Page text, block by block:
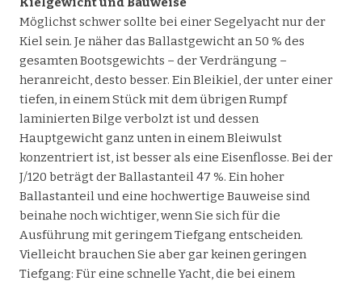
Möglichst schwer sollte bei einer Segelyacht nur der
Kiel sein. Je näher das Ballastgewicht an 50 % des
gesamten Bootsgewichts – der Verdrängung –
heranreicht, desto besser. Ein Bleikiel, der unter einer
tiefen, in einem Stück mit dem übrigen Rumpf
laminierten Bilge verbolzt ist und dessen
Hauptgewicht ganz unten in einem Bleiwulst
konzentriert ist, ist besser als eine Eisenflosse. Bei der
J/120 beträgt der Ballastanteil 47 %. Ein hoher
Ballastanteil und eine hochwertige Bauweise sind
beinahe noch wichtiger, wenn Sie sich für die
Ausführung mit geringem Tiefgang entscheiden.
Vielleicht brauchen Sie aber gar keinen geringen
Tiefgang: Für eine schnelle Yacht, die bei einem